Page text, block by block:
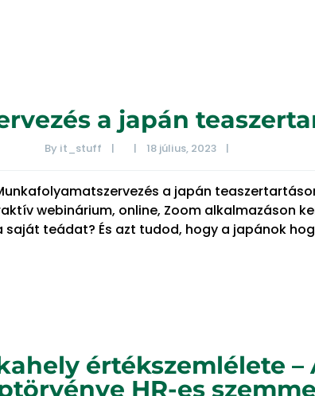
a japán
By it_stuff | | 18 július, 2023 |
a japán
webinárium, online, Zoom alkalmazáson
a saját teádat? És azt tudod, hogy a japánok
értékszemlélete –
HR-es